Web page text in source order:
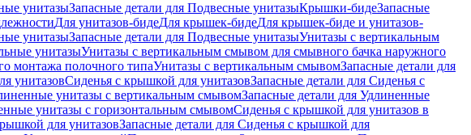
унитазыЗапасные детали для Подвесные унитазыКрышки-бидеЗапасные
Для унитазов-бидеДля крышек-бидеДля крышек-биде и унитазов-
унитазыЗапасные детали для Подвесные унитазыУнитазы с вертикальным
унитазыУнитазы с вертикальным смывом для смывного бачка наружного
монтажа полочного типаУнитазы с вертикальным смывомЗапасные детали для
унитазовСиденья с крышкой для унитазовЗапасные детали для Сиденья с
унитазы с вертикальным смывомЗапасные детали для Удлиненные
унитазы с горизонтальным смывомСиденья с крышкой для унитазов в
для унитазовЗапасные детали для Сиденья с крышкой для